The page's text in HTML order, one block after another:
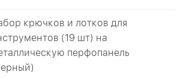
крючков и лотков для
(19 шт) на
перфопанель